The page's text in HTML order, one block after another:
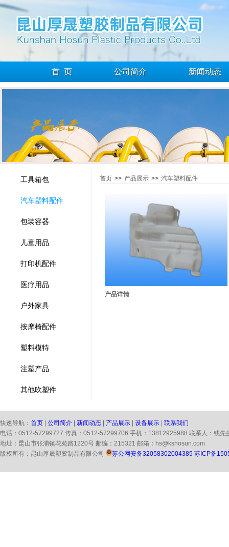
首 页 公司简介 新闻动态
工具箱包
汽车塑料配件
包装容器
儿童用品
打印机配件
医疗用品
户外家具
按摩椅配件
塑料模特
注塑产品
其他吹塑件
首页 >> 产品展示 >> 汽车塑料配件
产品详情
快速导航： 首页 公司简介 新闻动态 产品展示 设备展示
联系我们
电话：0512-57299727 传真：0512-57299706 手机：13812925988 联系人：钱先
地址：昆山市张浦镇花苑路1220号 邮编：215321 邮箱：hs@kshosun.com
版权所有：昆山厚晟塑胶制品有限公司
苏公网安备32058302004385 苏ICP备